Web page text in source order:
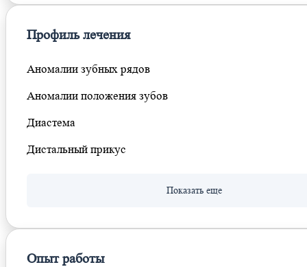
Профиль лечения
Аномалии зубных рядов
Аномалии положения зубов
Диастема
Дистальный прикус
Опыт работы